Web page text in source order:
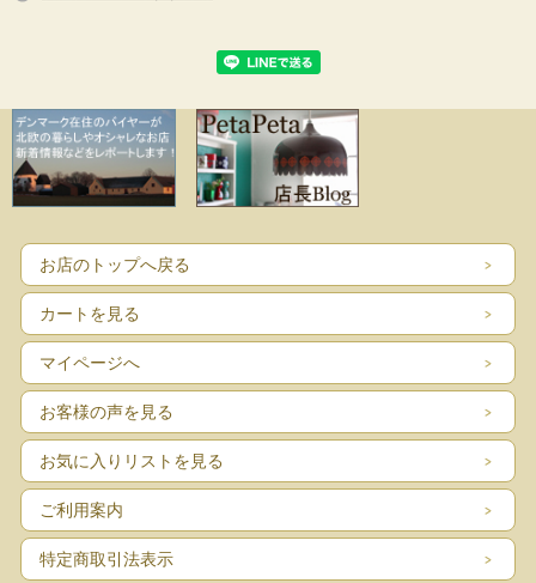
お店のトップへ戻る
カートを見る
マイページへ
お客様の声を見る
お気に入りリストを見る
ご利用案内
特定商取引法表示